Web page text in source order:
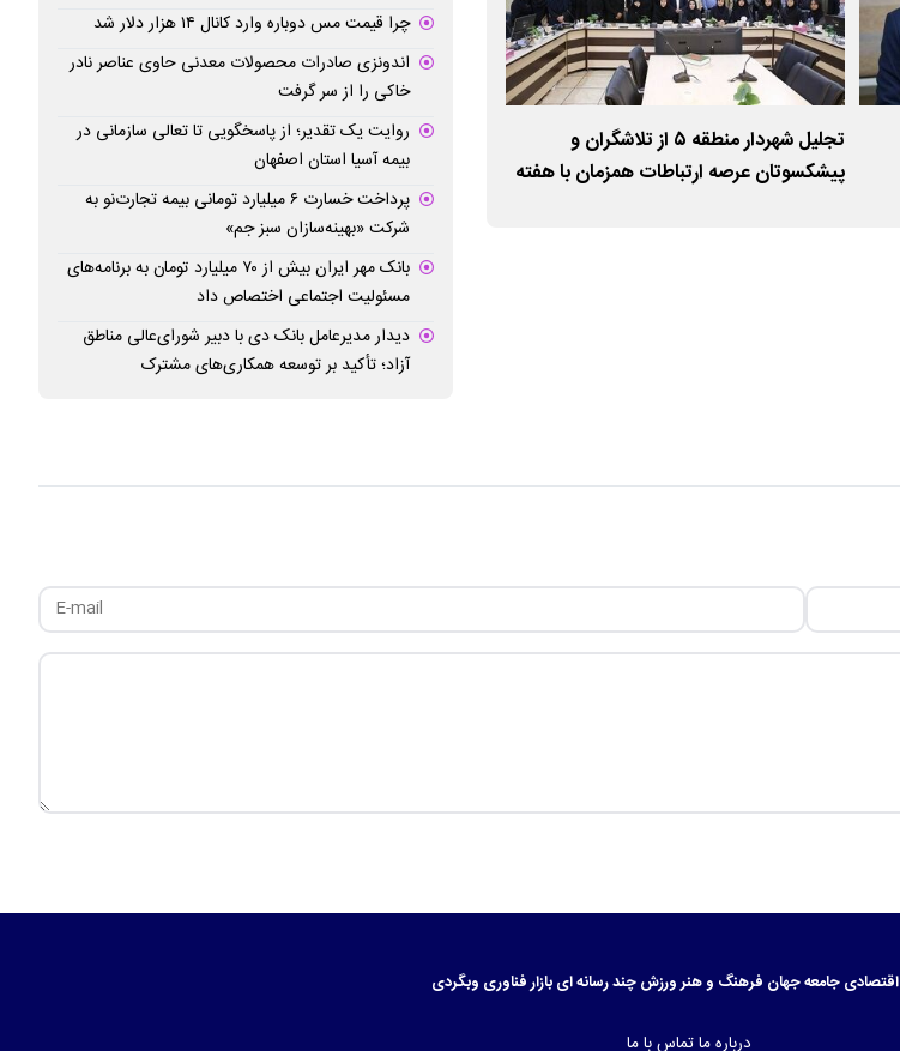
تجلیل شهردار منطقه ۵ از تلاشگران و
پیشکسوتان عرصه ارتباطات همزمان با هفته
فاز دوم روددره فرحزاد آماده افتتاح
برنامه‌های
چرا قیمت مس دوباره وارد کانال ۱۴ هزار دلار شد
اندونزی صادرات محصولات معدنی حاوی عناصر نادر
خاکی را از سر گرفت
روایت یک تقدیر؛ از پاسخگویی تا تعالی سازمانی در
بیمه آسیا استان اصفهان
پرداخت خسارت ۶ میلیارد تومانی بیمه تجارت‌نو به
شرکت «بهینه‌سازان سبز جم»
بانک مهر ایران بیش از ۷۰ میلیارد تومان به برنامه‌های
مسئولیت اجتماعی اختصاص داد
دیدار مدیرعامل بانک دی با دبیر شورای‌عالی مناطق
آزاد؛ تأکید بر توسعه همکاری‌های مشترک
اقتصادیجامعهجهان فرهنگ و هنرورزشچند رسانه ایبازارفناوری وبگردی
درباره ماتماس با ما